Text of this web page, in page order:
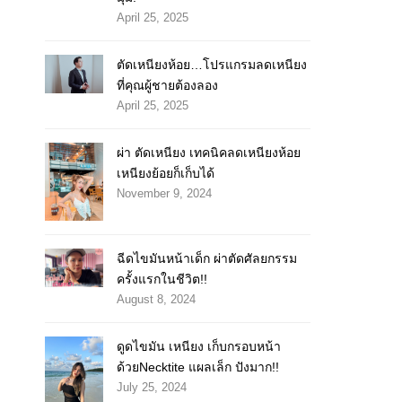
April 25, 2025
ตัดเหนียงห้อย…โปรแกรมลดเหนียง
ที่คุณผู้ชายต้องลอง
April 25, 2025
ผ่า ตัดเหนียง เทคนิคลดเหนียงห้อย
เหนียงย้อยก็เก็บได้
November 9, 2024
ฉีดไขมันหน้าเด็ก ผ่าตัดศัลยกรรม
ครั้งแรกในชีวิต!!
August 8, 2024
ดูดไขมัน เหนียง เก็บกรอบหน้า
ด้วยNecktite แผลเล็ก ปังมาก!!
July 25, 2024